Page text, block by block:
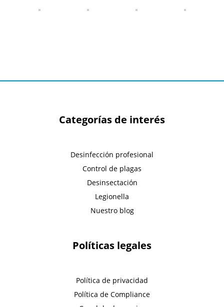
Categorías de interés
Desinfección profesional
Control de plagas
Desinsectación
Legionella
Nuestro blog
Políticas legales
Política de privacidad
Política de Compliance